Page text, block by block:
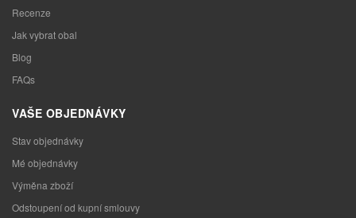
Recenze
Jak vybrat obal
Blog
FAQs
VAŠE OBJEDNÁVKY
Stav objednávky
Mé objednávky
Výměna zboží
Odstoupení od kupní smlouvy